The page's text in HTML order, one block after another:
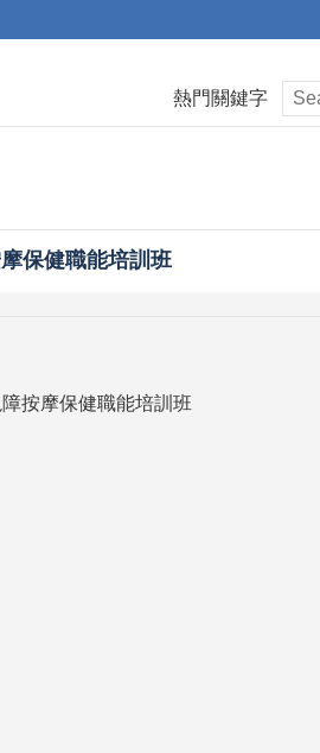
熱門關鍵字
保健職能培訓班
按摩保健職能培訓班